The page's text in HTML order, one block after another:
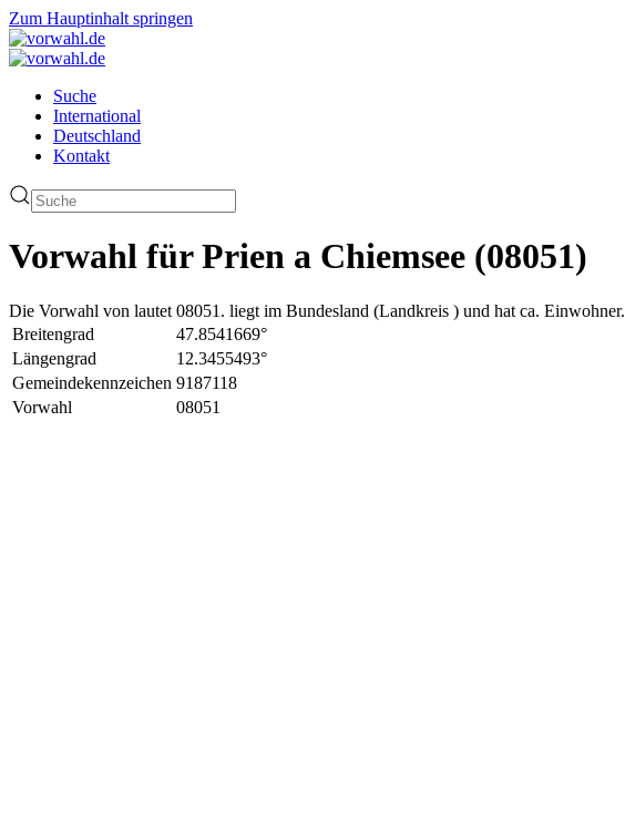
Zum Hauptinhalt springen
Suche
International
Deutschland
Kontakt
Vorwahl für Prien a Chiemsee (08051)
Die Vorwahl von lautet 08051. liegt im Bundesland (Landkreis ) und hat ca. Einwohner.
Breitengrad
47.8541669°
Längengrad
12.3455493°
Gemeindekennzeichen 9187118
Vorwahl
08051